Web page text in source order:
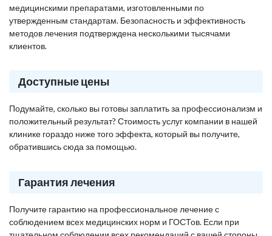
медицинскими препаратами, изготовленными по
утвержденным стандартам. Безопасность и эффективность
методов лечения подтверждена несколькими тысячами
клиентов.
Доступные цены
Подумайте, сколько вы готовы заплатить за профессионализм и
положительный результат? Стоимость услуг компании в нашей
клинике гораздо ниже того эффекта, который вы получите,
обратившись сюда за помощью.
Гарантия лечения
Получите гарантию на профессиональное лечение с
соблюдением всех медицинских норм и ГОСТов. Если при